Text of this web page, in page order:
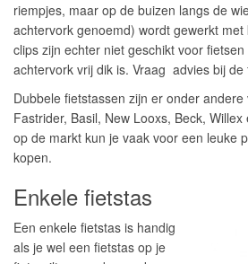
riempjes, maar op de buizen langs de
achtervork genoemd) wordt gewerkt
clips zijn echter niet geschikt voor
achtervork vrij dik is. Vraag advies bij de
Dubbele fietstassen zijn er onder
Fastrider, Basil, New Looxs, Beck,
op de markt kun je vaak voor een leuke
kopen.
Enkele fietstas
Een enkele fietstas is handig
als je wel een fietstas op je